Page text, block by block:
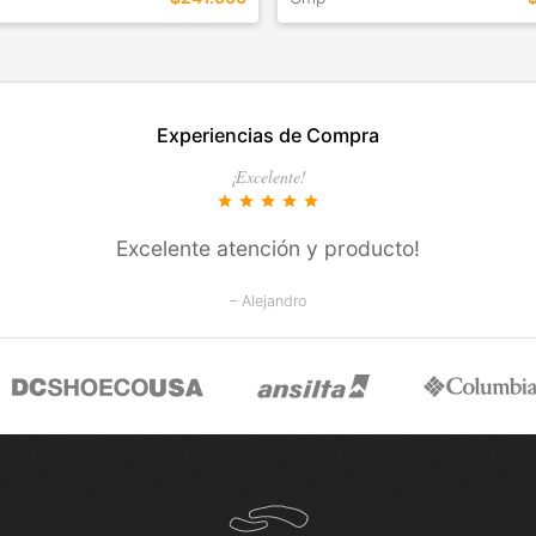
Experiencias de Compra
¡Excelente!
star star star star star
Excelente atención y producto!
– Alejandro